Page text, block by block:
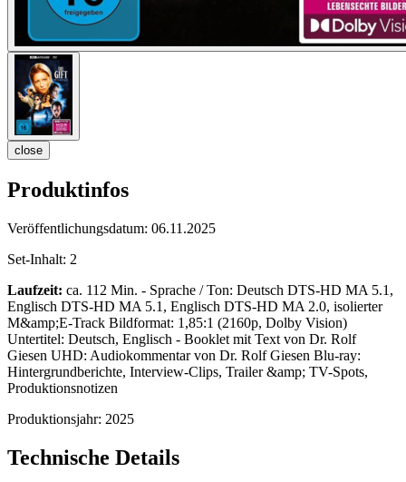
close
Produktinfos
Veröffentlichungsdatum: 06.11.2025
Set-Inhalt: 2
Laufzeit: ca. 112 Min. - Sprache / Ton: Deutsch DTS-HD MA 5.1,
Englisch DTS-HD MA 5.1, Englisch DTS-HD MA 2.0, isolierter
M&amp;E-Track Bildformat: 1,85:1 (2160p, Dolby Vision)
Untertitel: Deutsch, Englisch - Booklet mit Text von Dr. Rolf
Giesen UHD: Audiokommentar von Dr. Rolf Giesen Blu-ray:
Hintergrundberichte, Interview-Clips, Trailer &amp; TV-Spots,
Produktionsnotizen
Produktionsjahr: 2025
Technische Details